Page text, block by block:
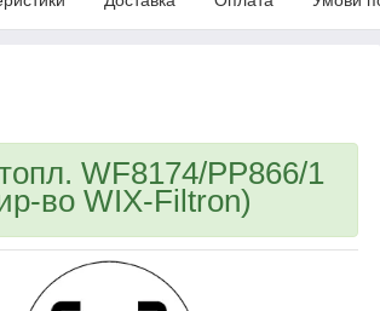
WF8174/PP866/1
во WIX-Filtron)